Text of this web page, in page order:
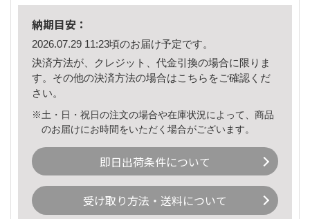
納期目安：
2026.07.29 11:23頃のお届け予定です。
決済方法が、クレジット、代金引換の場合に限りま
す。その他の決済方法の場合はこちら をご確認くだ
さい。
※土・日・祝日の注文の場合や在庫状況によって、商品
のお届けにお時間をいただく場合がございます。
即日出荷条件について
受け取り方法・送料について